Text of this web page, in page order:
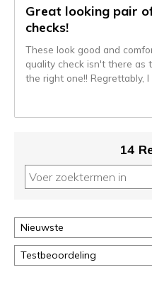
gemigreerd
naar
niejee
page_id.
migratie
controleren
deze
page
of
door
Great looking pair
checks!
These look good and
quality check isn't there
the right one!! Regrettably,
14